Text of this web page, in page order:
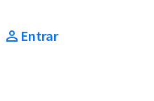
Entrar